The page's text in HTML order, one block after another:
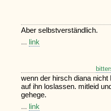
Aber selbstverständlich.
... link
wenn der hirsch diana nicht
auf ihn loslassen. mitleid
gehege.
... link